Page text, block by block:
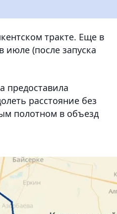
тракте. Еще в
июле (после запуска
предоставила
расстояние без
полотном в объезд